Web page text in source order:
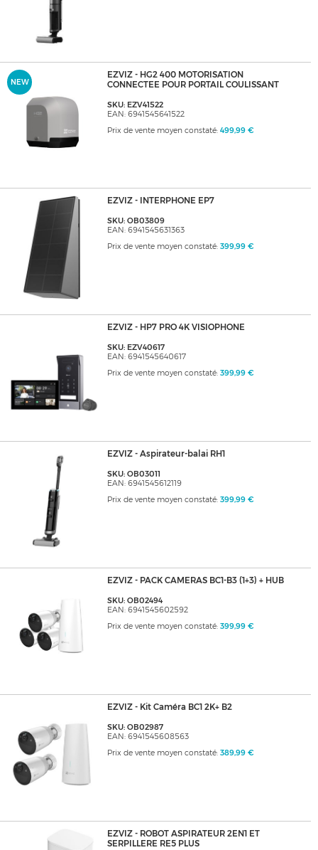
NEW
EZVIZ - HG2 400 MOTORISATION
CONNECTEE POUR PORTAIL COULISSANT
SKU: EZV41522
EAN: 6941545641522
Prix de vente moyen constaté: 499,99 €
EZVIZ - INTERPHONE EP7
SKU: OB03809
EAN: 6941545631363
Prix de vente moyen constaté: 399,99 €
EZVIZ - HP7 PRO 4K VISIOPHONE
SKU: EZV40617
EAN: 6941545640617
Prix de vente moyen constaté: 399,99 €
EZVIZ - Aspirateur-balai RH1
SKU: OB03011
EAN: 6941545612119
Prix de vente moyen constaté: 399,99 €
EZVIZ - PACK CAMERAS BC1-B3 (1+3) + HUB
SKU: OB02494
EAN: 6941545602592
Prix de vente moyen constaté: 399,99 €
EZVIZ - Kit Caméra BC1 2K+ B2
SKU: OB02987
EAN: 6941545608563
Prix de vente moyen constaté: 389,99 €
EZVIZ - ROBOT ASPIRATEUR 2EN1 ET
SERPILLERE RE5 PLUS